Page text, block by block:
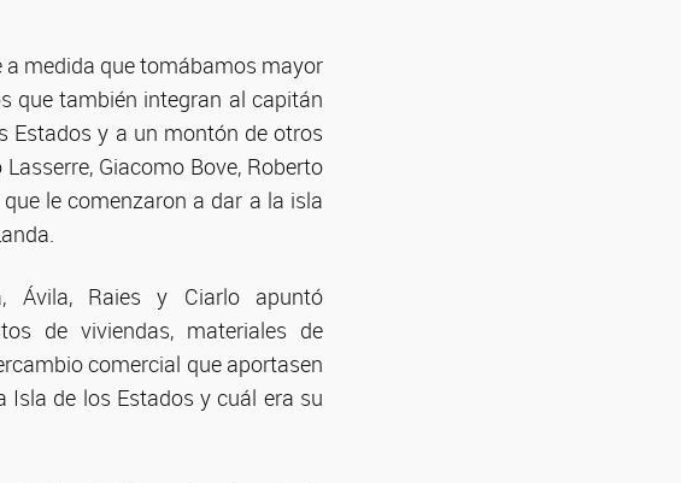
a medida que tomábamos mayor
que también integran al capitán
Estados y a un montón de otros
Giacomo Bove, Roberto
le comenzaron a dar a la isla
Ávila, Raies y Ciarlo apuntó
de viviendas, materiales de
comercial que aportasen
de los Estados y cuál era su